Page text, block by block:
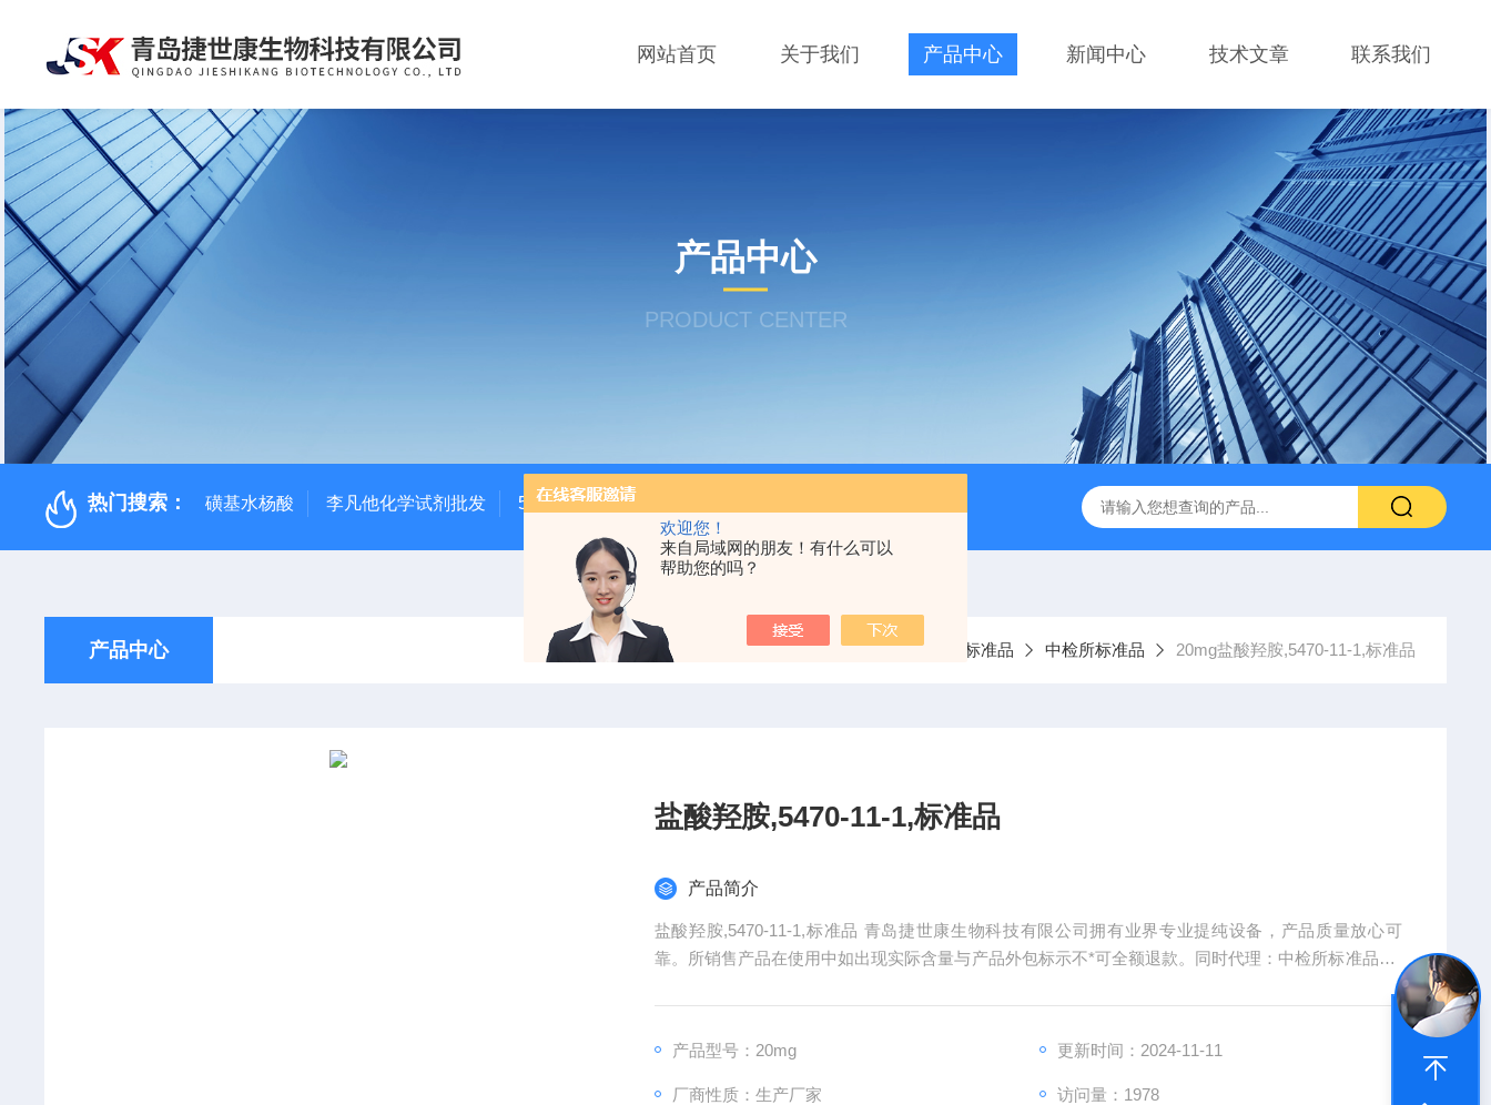
欢迎您！
来自局域网的朋友！有什么可以
帮助您的吗？
网站首页 关于我们 产品中心 新闻中心 技术文章 联系我们
产品中心
PRODUCT CENTER
热门搜索： 磺基水杨酸 李凡他化学试剂批发 500次MTS细胞增殖与细胞毒性检测试剂盒 48t/96t国产ELISA试剂盒,免费代测
产品中心 当前位置：首页 产品中心 标准品 中检所标准品 20mg盐酸羟胺,5470-11-1,标准品
盐酸羟胺,5470-11-1,标准品
产品简介
盐酸羟胺,5470-11-1,标准品 青岛捷世康生物科技有限公司拥有业界专业提纯设备，产品质量放心可
靠。所销售产品在使用中如出现实际含量与产品外包标示不*可全额退款。同时代理：中检所标准品、*
产品型号：20mg 更新时间：2024-11-11
厂商性质：生产厂家 访问量：1978